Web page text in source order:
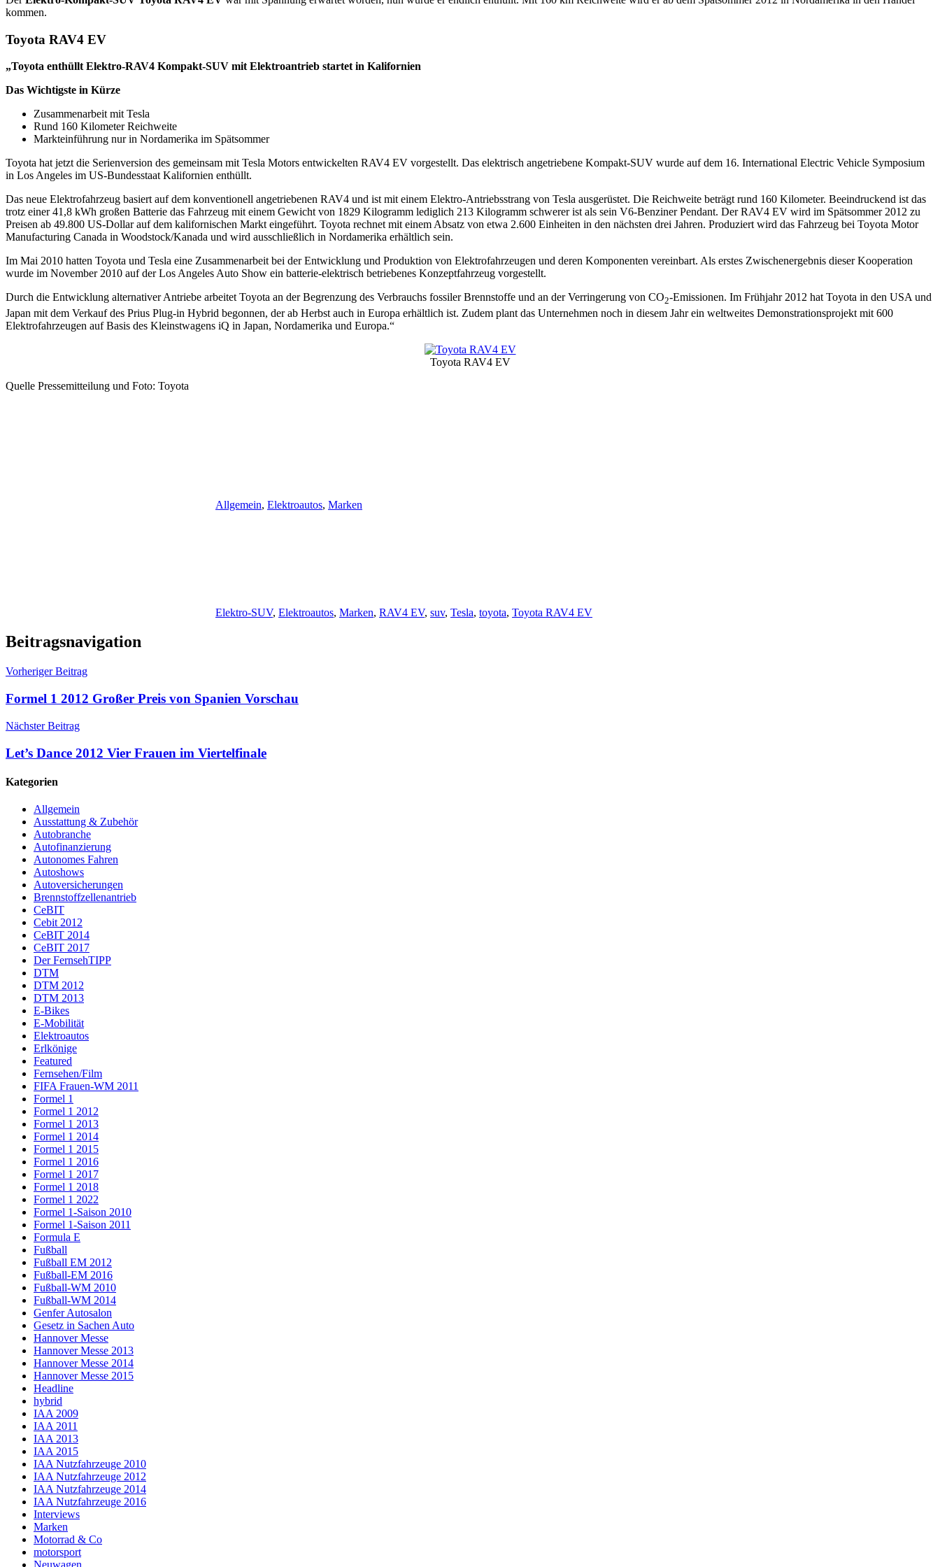
kommen.
Toyota RAV4 EV
„Toyota enthüllt Elektro-RAV4 Kompakt-SUV mit Elektroantrieb startet in Kalifornien
Das Wichtigste in Kürze
Zusammenarbeit mit Tesla
Rund 160 Kilometer Reichweite
Markteinführung nur in Nordamerika im Spätsommer
Toyota hat jetzt die Serienversion des gemeinsam mit Tesla Motors entwickelten RAV4 EV vorgestellt. Das elektrisch angetriebene Kompakt-SUV wurde auf dem 16. International Electric Vehicle Symposium
in Los Angeles im US-Bundesstaat Kalifornien enthüllt.
Das neue Elektrofahrzeug basiert auf dem konventionell angetriebenen RAV4 und ist mit einem Elektro-Antriebsstrang von Tesla ausgerüstet. Die Reichweite beträgt rund 160 Kilometer. Beeindruckend ist das
trotz einer 41,8 kWh großen Batterie das Fahrzeug mit einem Gewicht von 1829 Kilogramm lediglich 213 Kilogramm schwerer ist als sein V6-Benziner Pendant. Der RAV4 EV wird im Spätsommer 2012 zu
Preisen ab 49.800 US-Dollar auf dem kalifornischen Markt eingeführt. Toyota rechnet mit einem Absatz von etwa 2.600 Einheiten in den nächsten drei Jahren. Produziert wird das Fahrzeug bei Toyota Motor
Manufacturing Canada in Woodstock/Kanada und wird ausschließlich in Nordamerika erhältlich sein.
Im Mai 2010 hatten Toyota und Tesla eine Zusammenarbeit bei der Entwicklung und Produktion von Elektrofahrzeugen und deren Komponenten vereinbart. Als erstes Zwischenergebnis dieser Kooperation
wurde im November 2010 auf der Los Angeles Auto Show ein batterie-elektrisch betriebenes Konzeptfahrzeug vorgestellt.
Durch die Entwicklung alternativer Antriebe arbeitet Toyota an der Begrenzung des Verbrauchs fossiler Brennstoffe und an der Verringerung von CO2-Emissionen. Im Frühjahr 2012 hat Toyota in den USA und
Japan mit dem Verkauf des Prius Plug-in Hybrid begonnen, der ab Herbst auch in Europa erhältlich ist. Zudem plant das Unternehmen noch in diesem Jahr ein weltweites Demonstrationsprojekt mit 600
Elektrofahrzeugen auf Basis des Kleinstwagens iQ in Japan, Nordamerika und Europa.“
Toyota RAV4 EV
Quelle Pressemitteilung und Foto: Toyota
Allgemein, Elektroautos, Marken
Elektro-SUV, Elektroautos, Marken, RAV4 EV, suv, Tesla, toyota, Toyota RAV4 EV
Beitragsnavigation
Vorheriger Beitrag
Formel 1 2012 Großer Preis von Spanien Vorschau
Nächster Beitrag
Let’s Dance 2012 Vier Frauen im Viertelfinale
Kategorien
Allgemein
Ausstattung & Zubehör
Autobranche
Autofinanzierung
Autonomes Fahren
Autoshows
Autoversicherungen
Brennstoffzellenantrieb
CeBIT
Cebit 2012
CeBIT 2014
CeBIT 2017
Der FernsehTIPP
DTM
DTM 2012
DTM 2013
E-Bikes
E-Mobilität
Elektroautos
Erlkönige
Featured
Fernsehen/Film
FIFA Frauen-WM 2011
Formel 1
Formel 1 2012
Formel 1 2013
Formel 1 2014
Formel 1 2015
Formel 1 2016
Formel 1 2017
Formel 1 2018
Formel 1 2022
Formel 1-Saison 2010
Formel 1-Saison 2011
Formula E
Fußball
Fußball EM 2012
Fußball-EM 2016
Fußball-WM 2010
Fußball-WM 2014
Genfer Autosalon
Gesetz in Sachen Auto
Hannover Messe
Hannover Messe 2013
Hannover Messe 2014
Hannover Messe 2015
Headline
hybrid
IAA 2009
IAA 2011
IAA 2013
IAA 2015
IAA Nutzfahrzeuge 2010
IAA Nutzfahrzeuge 2012
IAA Nutzfahrzeuge 2014
IAA Nutzfahrzeuge 2016
Interviews
Marken
Motorrad & Co
motorsport
Neuwagen